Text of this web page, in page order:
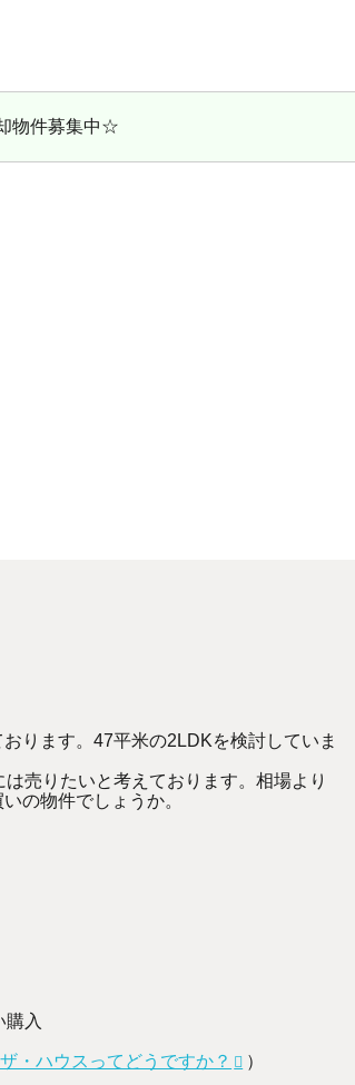
物件募集中☆
ります。47平米の2LDKを検討していま
売りたいと考えております。相場より
の物件でしょうか。
入
・ハウスってどうですか？ ）